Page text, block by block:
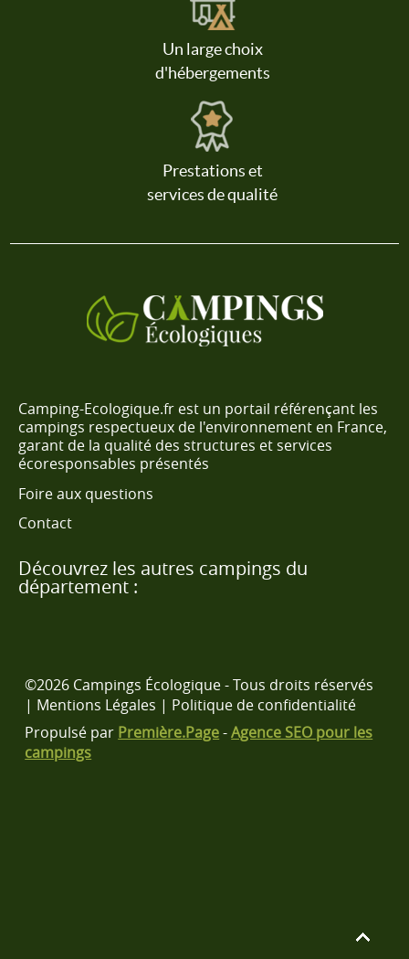
Un large choix
d'hébergements
Prestations et
services de qualité
Camping-Ecologique.fr est un portail référençant les
campings respectueux de l'environnement en France,
garant de la qualité des structures et services
écoresponsables présentés
Foire aux questions
Contact
Découvrez les autres campings du
département :
©2026 Campings Écologique - Tous droits réservés
| Mentions Légales | Politique de confidentialité
Propulsé par Première.Page-Agence SEO pour les
campings